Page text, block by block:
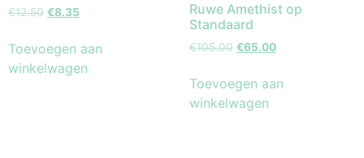
€12.50 €8.35
Toevoegen aan
winkelwagen
Ruwe Amethist op
Standaard
€105.00 €65.00
Toevoegen aan
winkelwagen